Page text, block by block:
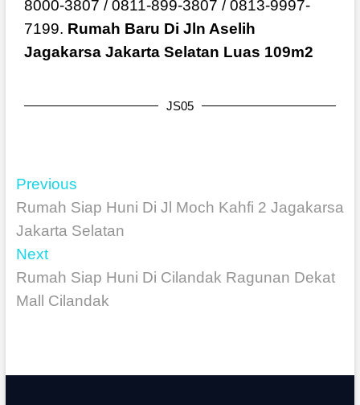
8000-3807 / 0811-899-3807 / 0813-9997-
7199. Rumah Baru Di Jln Aselih
Jagakarsa Jakarta Selatan Luas 109m2
JS05
Previous
Rumah Siap Huni Di Jl Moch Kahfi 2 Jagakarsa
Jakarta Selatan
Next
Rumah Siap Huni Di Cilandak Ragunan Dekat
Mall Cilandak